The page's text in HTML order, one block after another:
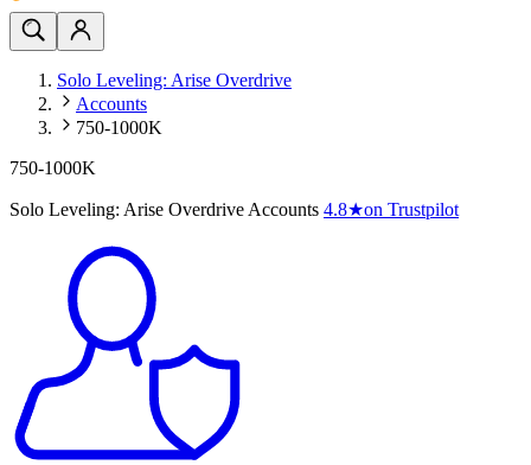
Solo Leveling: Arise Overdrive
Accounts
750-1000K
750-1000K
Solo Leveling: Arise Overdrive Accounts 4.8★on Trustpilot